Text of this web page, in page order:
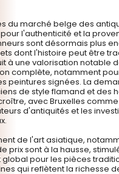
Peinture signée Alfred
une peinture de Alfred
Une femme, plongée
Voir l'estimation